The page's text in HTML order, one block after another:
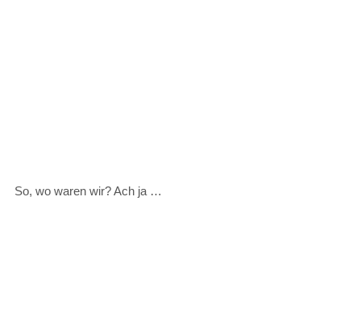
So, wo waren wir? Ach ja …